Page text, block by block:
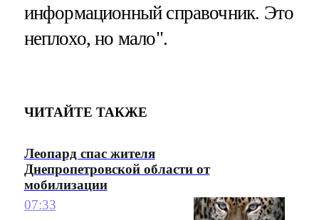
информационный справочник. Это
неплохо, но мало".
ЧИТАЙТЕ ТАКЖЕ
Леопард спас жителя
Днепропетровской области от
мобилизации
07:33